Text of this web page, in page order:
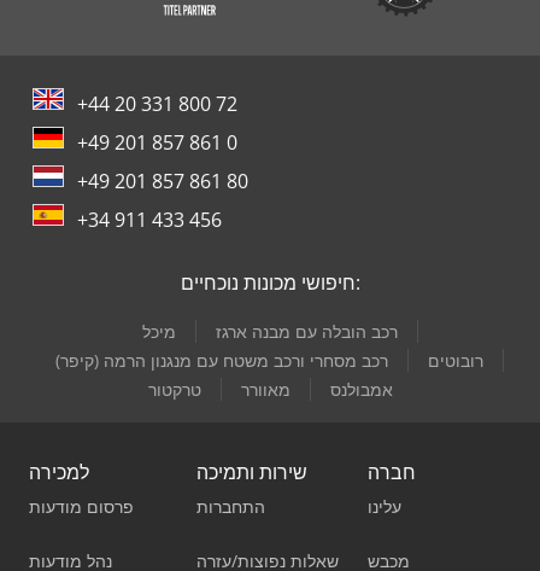
+44 20 331 800 72
+49 201 857 861 0
+49 201 857 861 80
+34 911 433 456
חיפושי מכונות נוכחיים:
מיכל
רכב הובלה עם מבנה ארגז
רכב מסחרי ורכב משטח עם מנגנון הרמה (קיפר)
רובוטים
טרקטור
מאוורר אמבולנס
למכירה
פרסום מודעות
נהל מודעות
שירות ותמיכה
התחברות
שאלות נפוצות/עזרה
חברה
עלינו
מכבש